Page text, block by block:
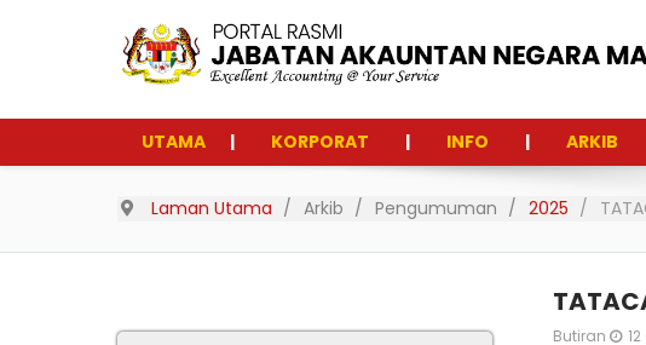
UTAMA KORPORAT INFO ARKIB
Laman Utama Arkib Pengumuman 2025
Butiran